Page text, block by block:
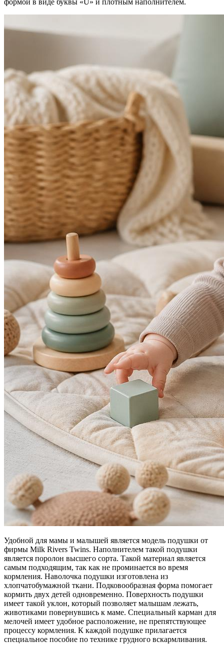
формой в виде буквы «U» и плотным наполнителем.
Удобной для мамы и малышей является модель подушки от
фирмы Milk Rivers Twins. Наполнителем такой подушки
является поролон высшего сорта. Такой материал является
самым подходящим, так как не проминается во время
кормления. Наволочка подушки изготовлена из
хлопчатобумажной ткани. Подковообразная форма помогает
кормить двух детей одновременно. Поверхность подушки
имеет такой уклон, который позволяет малышам лежать,
животиками повернувшись к маме. Специальный карман для
мелочей имеет удобное расположение, не препятствующее
процессу кормления. К каждой подушке прилагается
специальное пособие по технике грудного вскармливания.